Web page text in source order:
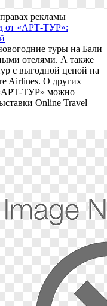
рекламы
от «АРТ-ТУР»:
туры на Бали
отелями. А также
с выгодной ценой на
Airlines. О других
«АРТ-ТУР» можно
Online Travel